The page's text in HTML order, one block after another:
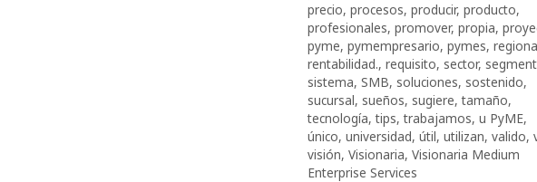
precio, procesos, producir, producto,
profesionales, promover, propia,
pyme, pymempresario, pymes,
rentabilidad., requisito, sector,
sistema, SMB, soluciones, sostenido,
sucursal, sueños, sugiere,tamaño,
tecnología,tips,trabajamos, u PyME,
único, universidad, útil, utilizan, valido,
visión, Visionaria, Visionaria Medium
Enterprise Services